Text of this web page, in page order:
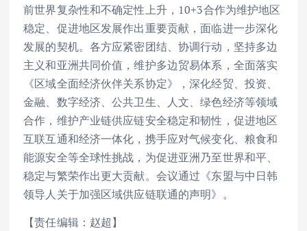
前世界复杂性和不确定性上升，10+3合作为维护地区
稳定、促进地区发展作出重要贡献，面临进一步深化
发展的契机。各方应紧密团结、协调行动，坚持多边
主义和亚洲共同价值，维护多边贸易体系，全面落实
《区域全面经济伙伴关系协定》，深化经贸、投资、
金融、数字经济、公共卫生、人文、绿色经济等领域
合作，维护产业链供应链安全稳定和韧性，促进地区
互联互通和经济一体化，携手应对气候变化、粮食和
能源安全等全球性挑战，为促进亚洲乃至世界和平、
稳定与繁荣作出更大贡献。会议通过《东盟与中日韩
领导人关于加强区域供应链联通的声明》。
【责任编辑：赵超】